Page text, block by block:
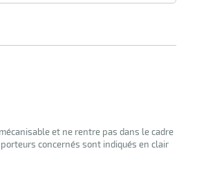
et ne rentre pas dans le cadre
concernés sont indiqués en clair